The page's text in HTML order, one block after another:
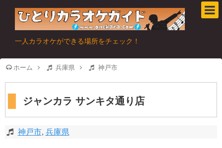
一人カラオケができる場所をチェック！
ホーム 兵庫県 神戸市
ジャンカラ サンキタ通り店
神戸市, 兵庫県